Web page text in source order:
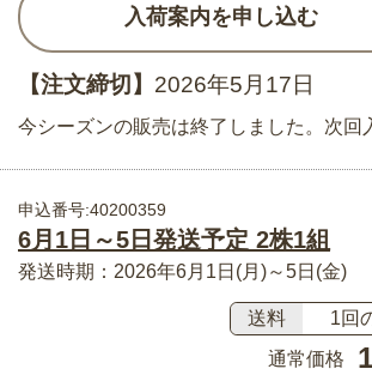
入荷案内を申し込む
【注文締切】 2026年5月17日
今シーズンの販売は終了しました。次回
申込番号:40200359
6月1日～5日発送予定 2株1組
発送時期：2026年6月1日(月)～5日(金)
送料 1回
通常価格